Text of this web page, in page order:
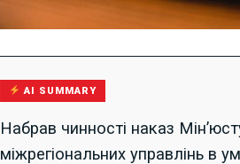
AI SUMMARY
Набрав чинності наказ
міжрегіональних управлінь в